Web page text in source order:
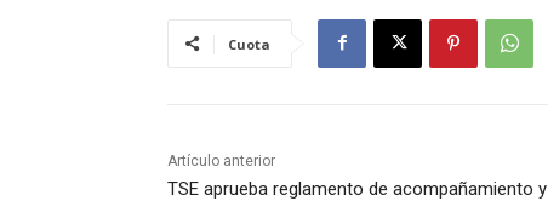
Cuota
Artículo anterior
TSE aprueba reglamento de acompañamiento y